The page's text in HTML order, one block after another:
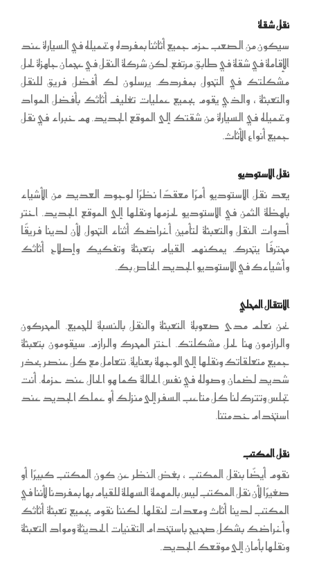
نقل شقة
سيكون من الصعب حزم جميع أثاثنا بمفرده وتحميله في السيارة عند
الإقامة في شقة في طابق مرتفع. لكن شركة النقل في عجمان جاهزة لحل
مشكلتك في التحول بمفردك. يرسلون لك أفضل فريق للنقل
والتعبئة ، والذي يقوم بجميع عمليات تغليف أثاثك بأفضل المواد
وتحميله في السيارة من شقتك إلى الموقع الجديد. هم خبراء في نقل
جميع أنواع الأثاث.
نقل الاستوديو
يعد نقل الاستوديو أمرًا معقدًا نظرًا لوجود العديد من الأشياء
باهظة الثمن في الاستوديو لحزمها ونقلها إلى الموقع الجديد. اختر
أدوات النقل والتعبئة لتأمين أغراضك أثناء التحول لأن لدينا فريقًا
محترفًا يتحرك. يمكنهم القيام بتعبئة وتفكيك وإصلاح أثاثك
وأشياءك في الاستوديو الجديد الخاص بك.
الانتقال المحلي
نحن نعلم مدى صعوبة التعبئة والنقل بالنسبة للجميع. المحركون
والرازمون هنا لحل مشكلتك. اختر المحرك والرازم. سيقومون بتعبئة
جميع متعلقاتك ونقلها إلى الوجهة بعناية. نتعامل مع كل عنصر بحذر
شديد لضمان وصوله في نفس الحالة كما هو الحال عند حزمه. أنت
تجلس وتترك لنا كل متاعب السفر إلى منزلك أو عملك الجديد عند
استخدام خدمتنا.
نقل المكتب
نقوم أيضًا بنقل المكتب ، بغض النظر عن كون المكتب كبيرًا أو
صغيرًا لأن نقل المكتب ليس بالمهمة السهلة للقيام بها بمفردنا لأننا في
المكتب لدينا أثاث ومعدات لنقلها. لكننا نقوم بجميع تعبئة أثاثك
وأغراضك بشكل صحيح باستخدام التقنيات الحديثة ومواد التعبئة
ونقلها بأمان إلى موقعك الجديد.